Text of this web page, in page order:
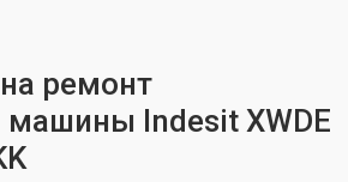
ремонт
машины Indesit XWDE